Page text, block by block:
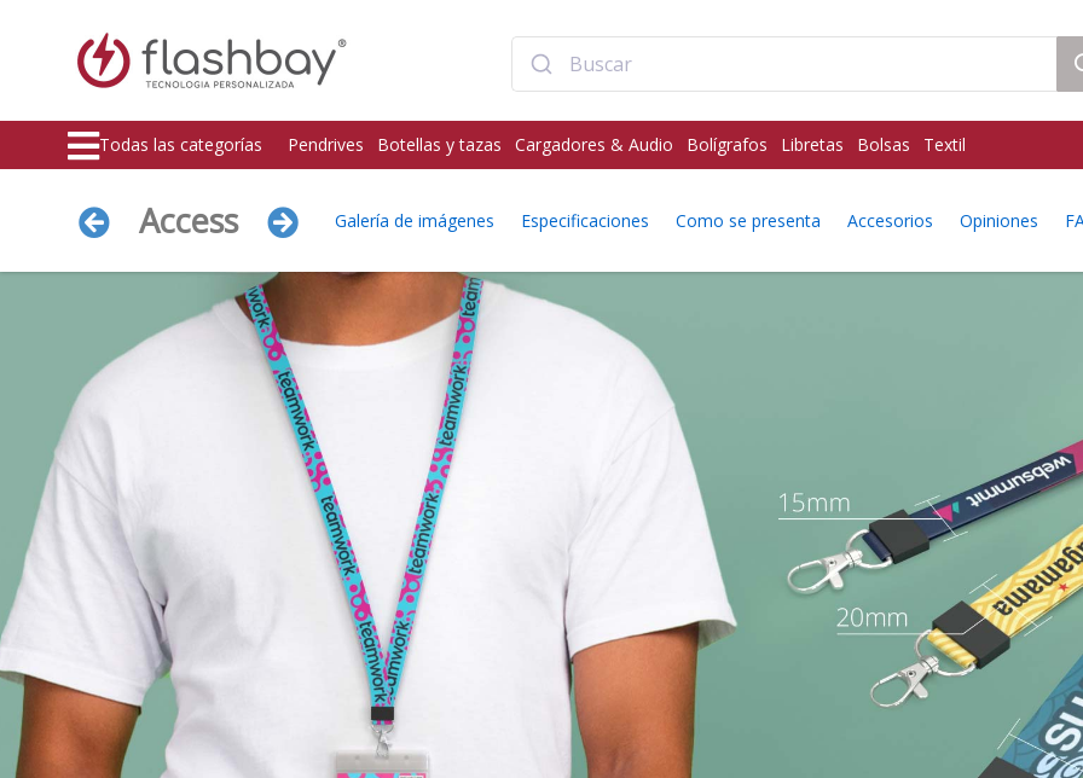
Todas las categorías Pendrives Botellas y tazas Cargadores & Audio Bolígrafos Libretas Bolsas Textil
Access Galería de imágenes Especificaciones Como se presenta Accesorios Opiniones